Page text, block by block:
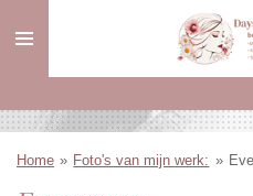
direct
hoofdinhoud
Home » Foto's van mijn werk: »